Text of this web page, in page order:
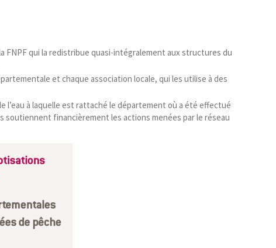
FNPF qui la redistribue quasi-intégralement aux structures du
et chaque association locale, qui les utilise à des
l’eau à laquelle est rattaché le département où a été effectué
soutiennent financièrement les actions menées par le réseau